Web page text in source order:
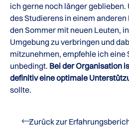
ich gerne noch länger geblieben.
des Studierens in einem anderen
den Sommer mit neuen Leuten,
Umgebung zu verbringen und
mitzunehmen, empfehle ich eine
unbedingt. Bei der Organisation
definitiv eine optimale
sollte.
Zurück zur